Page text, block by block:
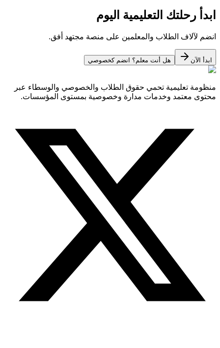
ابدأ رحلتك التعليمية اليوم
انضم لآلاف الطلاب والمعلمين على منصة مجتهد أفق.
ابدأ الآن هل أنت معلم؟ انضم كخصوصي
منظومة تعليمية تحمي حقوق الطلاب والخصوصي والوسطاء عبر
محتوى معتمد وخدمات مدارة وخصوصية بمستوى المؤسسات.